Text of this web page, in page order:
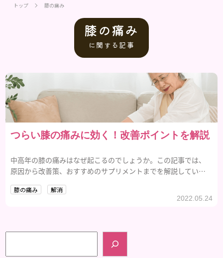
トップ 膝の痛み
膝の痛み
に関する記事
つらい膝の痛みに効く！改善ポイントを解説
中高年の膝の痛みはなぜ起こるのでしょうか。この記事では、
原因から改善策、おすすめのサプリメントまでを解説していま
膝の痛み 解消
2022.05.24
検索